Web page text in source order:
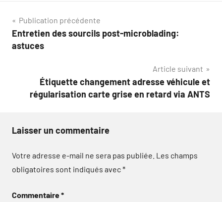
Navigation
de
Publication précédente
Entretien des sourcils post-microblading:
astuces
Article suivant
Étiquette changement adresse véhicule et
régularisation carte grise en retard via ANTS
Laisser un commentaire
Votre adresse e-mail ne sera pas publiée. Les champs
obligatoires sont indiqués avec*
Commentaire*